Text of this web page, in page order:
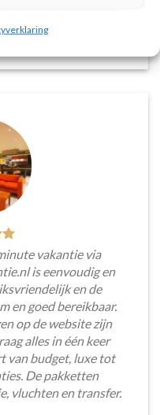
Tilburg
vakantie via
is eenvoudig en
en de
en goed bereikbaar.
op de website zijn
alles in één keer
van budget, luxe tot
De pakketten
vluchten en transfer.